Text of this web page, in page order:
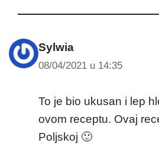
Sylwia
08/04/2021 u 14:35
To je bio ukusan i lep
ovom receptu. Ovaj
Poljskoj 🙂